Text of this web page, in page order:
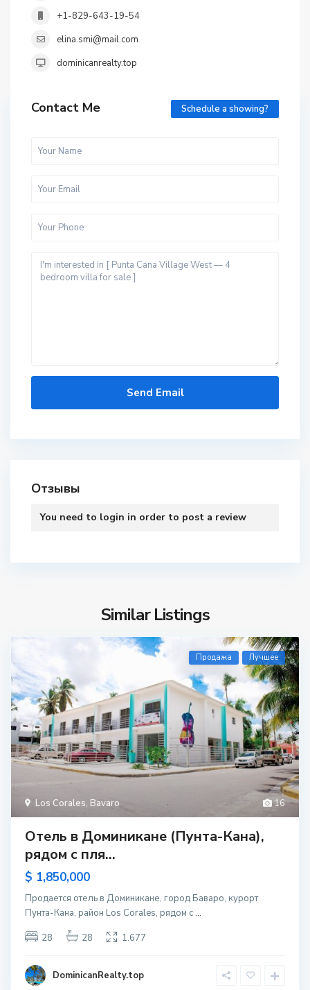
+1-829-643-19-54
elina.smi@mail.com
dominicanrealty.top
Contact Me Schedule a showing?
Отзывы
You need to login in order to post a review
Similar Listings
16
Los Corales, Bavaro
Продажа Лучшее
Отель в Доминикане (Пунта-Кана),
рядом с пля...
$ 1,850,000
Продается отель в Доминикане, город Баваро, курорт
Пунта-Кана, район Los Corales, рядом с...
28
28 1.677
DominicanRealty.top